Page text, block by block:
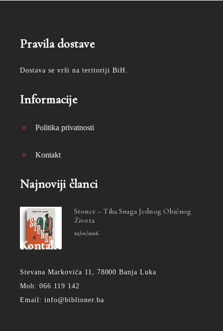
Pravila dostave
Dostava se vrši na teritoriji BiH.
Informacije
Politika privatnosti
Kontakt
Najnoviji članci
Stoner – Tiha Snaga Jednog Običnog
Života
22/01/2026
Kontakt
Stevana Markovića 11, 78000 Banja Luka
Mob: 066 119 142
Email: info@biblioner.ba